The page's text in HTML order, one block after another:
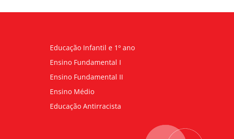
Educação Infantil e 1º ano
Ensino Fundamental I
Ensino Fundamental II
Ensino Médio
Educação Antirracista